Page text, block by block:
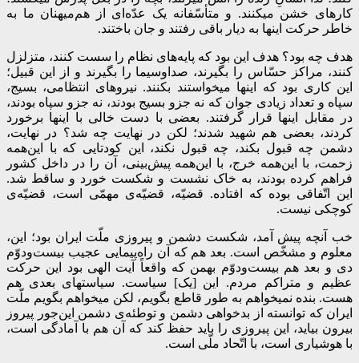
کارهای خشن میکنند. و متأسّفانه یک عدّه‌ای از هم‌میهنان ما به
خاطر حرکت اینها به دیار باقی رفتند و جان باختند.
هدف چه بود؟ هدف این بود که پایه‌های نظام را سست کنند، متزلزل
کنند، مراکز حسّاس را بگیرند، صداوسیما را بگیرند و از این قبیل؛
این کاری بود که اینها میخواستند بکنند. نیروهای انتظامی، بسیج،
سپاه و تعداد زیادی جوان که نه جزو بسیج بودند، نه جزو سپاه بودند،
در مقابل اینها قرار گرفتند. بعضی با دست خالی با اینها برخورد
کردند، بعضی هم شهید شدند؛ لکن در نهایت چه شد؟ در نهایت،
دشمن چه قبول بکند، چه قبول نکند، این کودتایی که با این‌همه
زحمت، با این‌همه خرج، با این‌همه پیش‌بینی، آن را در داخل کشور
فراهم کرده بودند، به خاک نشست و شکست خورد و ساقط شد.
این اتّفاقی بوده که افتاده. قضیّه، قضیّه‌ی مهمّی است، قضیّه‌ی‌
کوچکی نیست.
خب آنچه پیش آمد، شکست دشمن و پیروزی ملّت ایران بود؛ این،
معلوم و مشخّص است. بعد هم که آن راه‌پیمایی عجیب بیست‌ودوّم
دی و بعد هم بیست‌ودوّم بهمن که واقعاً آیت الهی بود این حرکت
عظیم و متراکم مردم. این [یک] سیاست. سیاستهای بعدی هم
هست.‌ بنده نمیخواهم به طور قاطع بگویم، لکن میخواهم بگویم ملّت
ایران که توانسته از بدخواهی دشمن و‌ توطئه‌ی دشمن این‌جور پیروز
بیرون بیاید، این پیروزی را باید حفظ کند که آن هم با آمادگی است،
با هوشیاری است، با اتّحاد ملّی است.